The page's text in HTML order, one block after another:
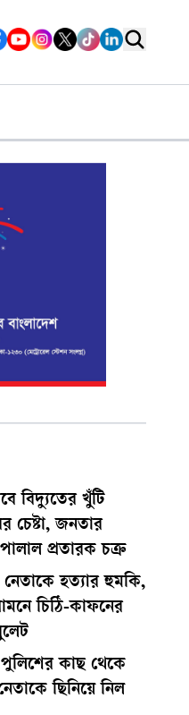
বিদ্যুতের খুঁটি
চেষ্টা, জনতার
প্রতারক চক্র
হত্যার হুমকি,
চিঠি-কাফনের
কাছ থেকে
ছিনিয়ে নিল